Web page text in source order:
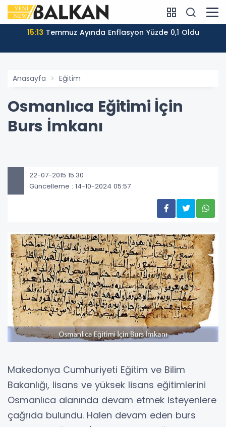
15:13 Temmuz Ayında Enflasyon Yüzde 0,1 Oldu
Anasayfa Eğitim
Osmanlıca Eğitimi İçin
Burs İmkanı
22-07-2015 15:30
Güncelleme : 14-10-2024 05:57
Makedonya Cumhuriyeti Eğitim ve Bilim
Bakanlığı, lisans ve yüksek lisans eğitimlerini
Osmanlıca alanında devam etmek isteyenlere
çağrıda bulundu. Halen devam eden burs